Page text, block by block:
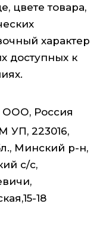
цвете товара,
характер
доступных к
Россия
223016,
Минский р-н,
с/с,
18